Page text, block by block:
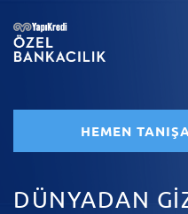
HEMEN
DÜNYADAN